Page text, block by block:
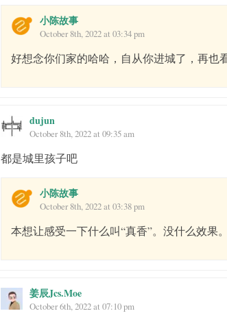
小陈故事
October 8th, 2022 at 03:34 pm
好想念你们家的哈哈，自从你进城了，再也
dujun
October 8th, 2022 at 09:35 am
都是城里孩子吧
小陈故事
October 8th, 2022 at 03:38 pm
本想让感受一下什么叫“真香”。没什么效果。
姜辰Jcs.Moe
October 6th, 2022 at 07:10 pm